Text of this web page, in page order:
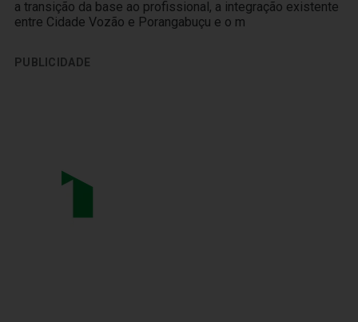
a transição da base ao profissional, a integração existente
entre Cidade Vozão e Porangabuçu e o m
PUBLICIDADE